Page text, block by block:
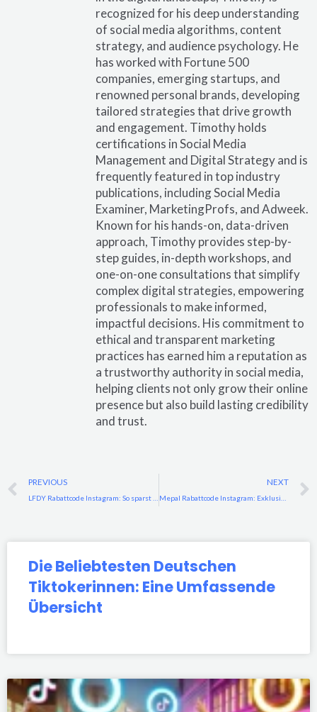
recognized for his deep understanding
of social media algorithms, content
strategy, and audience psychology. He
has worked with Fortune 500
companies, emerging startups, and
renowned personal brands, developing
tailored strategies that drive growth
and engagement. Timothy holds
certifications in Social Media
Management and Digital Strategy and is
frequently featured in top industry
publications, including Social Media
Examiner, MarketingProfs, and Adweek.
Known for his hands-on, data-driven
approach, Timothy provides step-by-
step guides, in-depth workshops, and
one-on-one consultations that simplify
complex digital strategies, empowering
professionals to make informed,
impactful decisions. His commitment to
ethical and transparent marketing
practices has earned him a reputation as
a trustworthy authority in social media,
helping clients not only grow their online
presence but also build lasting credibility
and trust.
Prev
PREVIOUS NEXT
Die Beliebtesten Deutschen
Tiktokerinnen: Eine Umfassende
Übersicht